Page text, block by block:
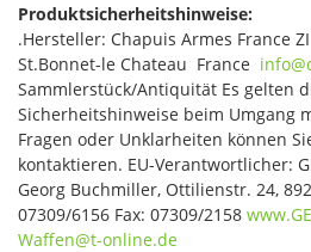
Produktsicherheitshinweise:
.Hersteller: Chapuis Armes France
St.Bonnet-le Chateau France
Sammlerstück/Antiquität Es gelten
Sicherheitshinweise beim Umgang
Fragen oder Unklarheiten können
kontaktieren. EU-Verantwortlicher:
Georg Buchmiller, Ottilienstr. 24,
07309/6156 Fax: 07309/2158
Waffen@t-online.de